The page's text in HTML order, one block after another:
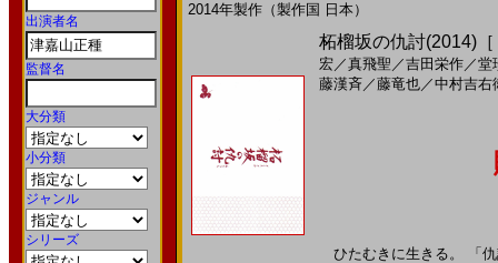
出演者名
監督名
大分類
小分類
ジャンル
シリーズ
2014年製作（製作国 日本）
柘榴坂の仇討(2014)
宏／真飛聖 ／吉田栄作／堂
藤漢斉／藤竜也／中村吉右
ひたむきに生きる。 「